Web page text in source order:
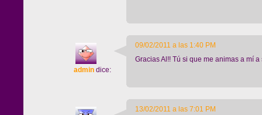
admin dice:
09/02/2011 a las 1:40 PM
Gracias Al!! Tú si que me animas a mí
13/02/2011 a las 7:01 PM